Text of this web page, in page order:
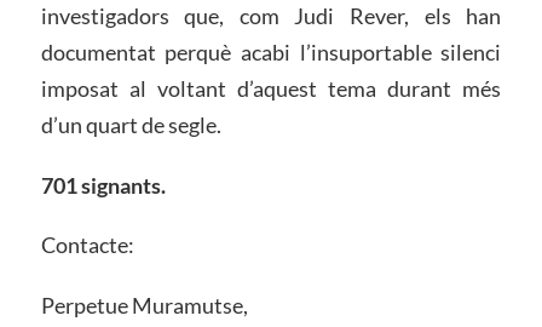
investigadors que, com Judi Rever, els han
documentat perquè acabi l’insuportable silenci
imposat al voltant d’aquest tema durant més
d’un quart de segle.
701 signants.
Contacte:
Perpetue Muramutse,